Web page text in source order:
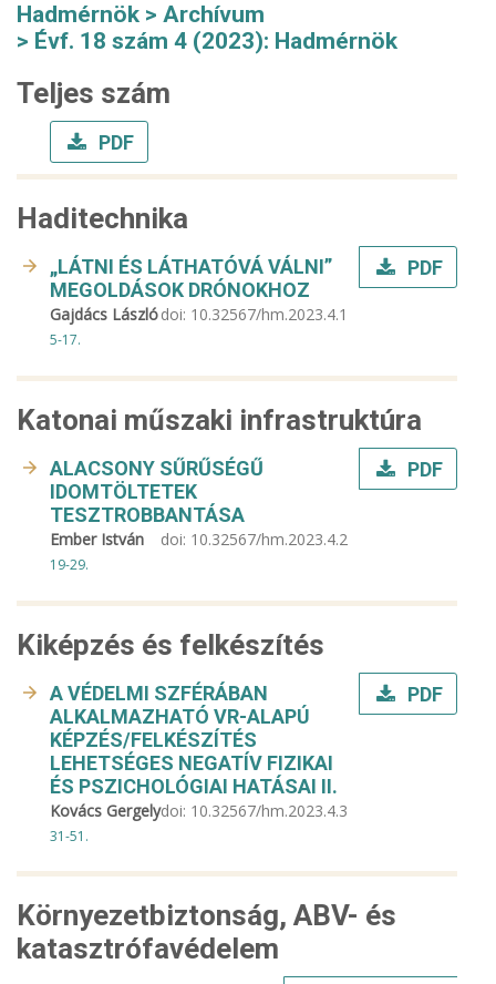
Hadmérnök
Archívum
Évf. 18 szám 4 (2023): Hadmérnök
Teljes szám
PDF
Haditechnika
„LÁTNI ÉS LÁTHATÓVÁ VÁLNI”
MEGOLDÁSOK DRÓNOKHOZ
Gajdács Lászlódoi: 10.32567/hm.2023.4.1
5-17.
PDF
Katonai műszaki infrastruktúra
ALACSONY SŰRŰSÉGŰ
IDOMTÖLTETEK
TESZTROBBANTÁSA
Ember István doi: 10.32567/hm.2023.4.2
19-29.
PDF
Kiképzés és felkészítés
A VÉDELMI SZFÉRÁBAN
ALKALMAZHATÓ VR-ALAPÚ
KÉPZÉS/FELKÉSZÍTÉS
LEHETSÉGES NEGATÍV FIZIKAI
ÉS PSZICHOLÓGIAI HATÁSAI II.
Kovács Gergelydoi: 10.32567/hm.2023.4.3
31-51.
PDF
Környezetbiztonság, ABV- és
katasztrófavédelem